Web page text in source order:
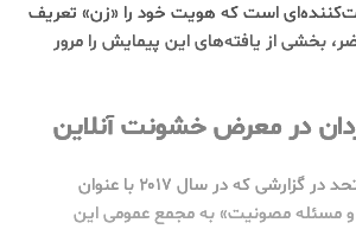
۷۱۴ مشارکت‌کننده‌ای است که هویت خود را «زن» تعریف
بخشی از یافته‌های این پیمایش را مرور
در معرض خشونت آنلاین
دبیرکل سازمان ملل متحد در گزارشی که در سال ۲۰۱۷ با عنوان
و مسئله مصونیت» به مجمع عمومی این